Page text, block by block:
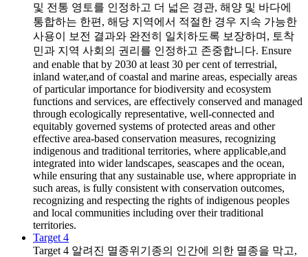
및 전통 영토를 인정하고 더 넓은 경관, 해양 및 바다에
통합하는 한편, 해당 지역에서 적절한 경우 지속 가능한
사용이 보전 결과와 완전히 일치하도록 보장하며, 토착
민과 지역 사회의 권리를 인정하고 존중합니다. Ensure
and enable that by 2030 at least 30 per cent of terrestrial,
inland water,and of coastal and marine areas, especially areas
of particular importance for biodiversity and ecosystem
functions and services, are effectively conserved and managed
through ecologically representative, well-connected and
equitably governed systems of protected areas and other
effective area-based conservation measures, recognizing
indigenous and traditional territories, where applicable,and
integrated into wider landscapes, seascapes and the ocean,
while ensuring that any sustainable use, where appropriate in
such areas, is fully consistent with conservation outcomes,
recognizing and respecting the rights of indigenous peoples
and local communities including over their traditional
territories.
Target 4
Target 4 알려진 멸종위기종의 인간에 의한 멸종을 막고,